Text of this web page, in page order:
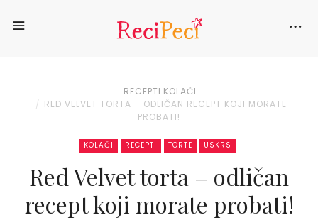
RECEPTI KOLAČI
RED VELVET TORTA – ODLIČAN RECEPT KOJI MORATE
PROBATI!
KOLAČI RECEPTI TORTE USKRS
Red Velvet torta – odličan
recept koji morate probati!